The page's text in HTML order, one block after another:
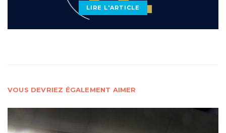
LIRE L'ARTICLE
VOUS DEVRIEZ ÉGALEMENT AIMER